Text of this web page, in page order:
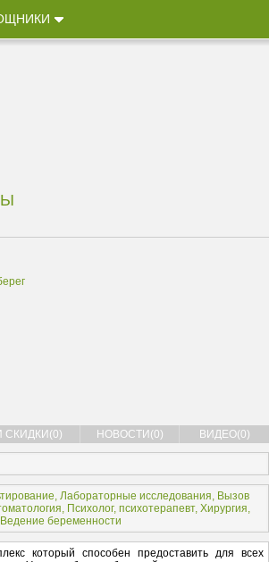
СКИДКИ(0) НОВОСТИ(0) ВИДЕО(0)
, Лабораторные исследования, Вызов
, Психолог, психотерапевт, Хирургия,
Ведение беременности
который способен предоставить для всех